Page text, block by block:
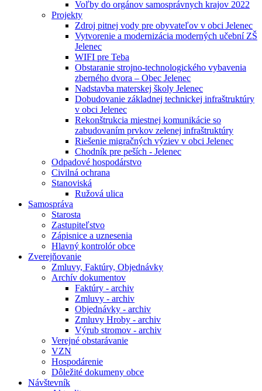
Voľby do orgánov samosprávnych krajov 2022
Projekty
Zdroj pitnej vody pre obyvateľov v obci Jelenec
Vytvorenie a modernizácia moderných učební ZŠ
Jelenec
WIFI pre Teba
Obstaranie strojno-technologického vybavenia
zberného dvora – Obec Jelenec
Nadstavba materskej školy Jelenec
Dobudovanie základnej technickej infraštruktúry
v obci Jelenec
Rekonštrukcia miestnej komunikácie so
zabudovaním prvkov zelenej infraštruktúry
Riešenie migračných výziev v obci Jelenec
Chodník pre peších - Jelenec
Odpadové hospodárstvo
Civilná ochrana
Stanoviská
Ružová ulica
Samospráva
Starosta
Zastupiteľstvo
Zápisnice a uznesenia
Hlavný kontrolór obce
Zverejňovanie
Zmluvy, Faktúry, Objednávky
Archív dokumentov
Faktúry - archiv
Zmluvy - archiv
Objednávky - archiv
Zmluvy Hroby - archiv
Výrub stromov - archiv
Verejné obstarávanie
VZN
Hospodárenie
Dôležité dokumeny obce
Návštevník